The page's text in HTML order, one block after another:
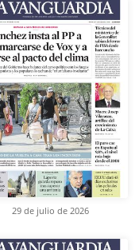
29 de julio de 2026